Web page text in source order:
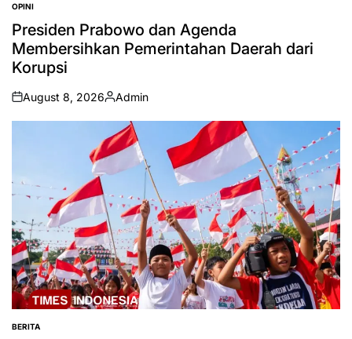
POSTED
IN
OPINI
Presiden Prabowo dan Agenda
Membersihkan Pemerintahan Daerah dari
Korupsi
on
August 8, 2026
Posted
by
Admin
POSTED
BERITA